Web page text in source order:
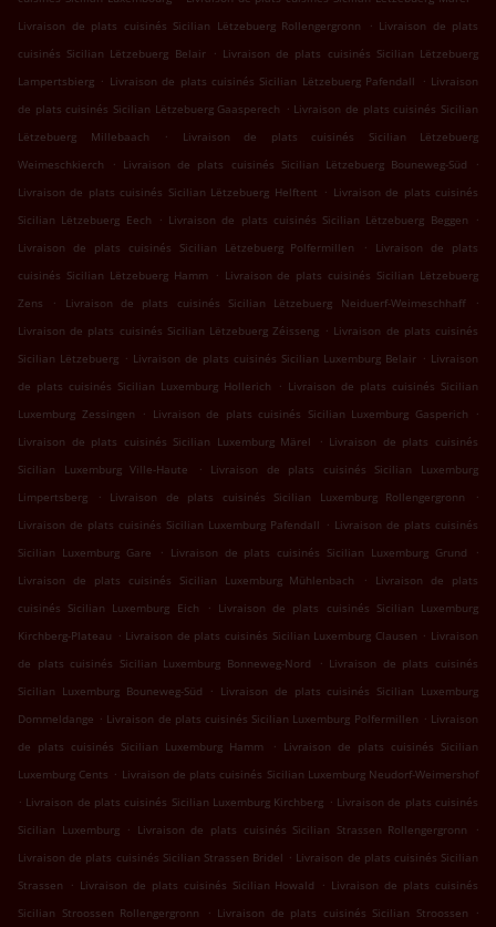
Livraison de plats cuisinés Sicilian Lëtzebuerg Rollengergronn
. Livraison de plats
cuisinés Sicilian Lëtzebuerg Belair . Livraison de plats cuisinés Sicilian Lëtzebuerg
Lampertsbierg . Livraison de plats cuisinés Sicilian Lëtzebuerg Pafendall . Livraison
de plats cuisinés Sicilian Lëtzebuerg Gaasperech . Livraison de plats cuisinés Sicilian
Lëtzebuerg Millebaach
.
Livraison de plats cuisinés Sicilian Lëtzebuerg
Weimeschkierch
. Livraison de plats cuisinés Sicilian Lëtzebuerg Bouneweg-Süd
.
Livraison de plats cuisinés Sicilian Lëtzebuerg Helftent . Livraison de plats cuisinés
Sicilian Lëtzebuerg Eech
. Livraison de plats cuisinés Sicilian Lëtzebuerg Beggen
.
Livraison de plats cuisinés Sicilian Lëtzebuerg Polfermillen
.
Livraison de plats
cuisinés Sicilian Lëtzebuerg Hamm
. Livraison de plats cuisinés Sicilian Lëtzebuerg
Zens
. Livraison de plats cuisinés Sicilian Lëtzebuerg Neiduerf-Weimeschhaff
.
Livraison de plats cuisinés Sicilian Lëtzebuerg Zéisseng . Livraison de plats cuisinés
Sicilian Lëtzebuerg . Livraison de plats cuisinés Sicilian Luxemburg Belair . Livraison
de plats cuisinés Sicilian Luxemburg Hollerich
. Livraison de plats cuisinés Sicilian
Luxemburg Zessingen
. Livraison de plats cuisinés Sicilian Luxemburg Gasperich
.
Livraison de plats cuisinés Sicilian Luxemburg Märel
. Livraison de plats cuisinés
Sicilian Luxemburg Ville-Haute
.
Livraison de plats cuisinés Sicilian Luxemburg
Limpertsberg
. Livraison de plats cuisinés Sicilian Luxemburg Rollengergronn
.
Livraison de plats cuisinés Sicilian Luxemburg Pafendall . Livraison de plats cuisinés
Sicilian Luxemburg Gare
. Livraison de plats cuisinés Sicilian Luxemburg Grund
.
Livraison de plats cuisinés Sicilian Luxemburg Mühlenbach
.
Livraison de plats
cuisinés Sicilian Luxemburg Eich
. Livraison de plats cuisinés Sicilian Luxemburg
Kirchberg-Plateau . Livraison de plats cuisinés Sicilian Luxemburg Clausen . Livraison
de plats cuisinés Sicilian Luxemburg Bonneweg-Nord
. Livraison de plats cuisinés
Sicilian Luxemburg Bouneweg-Süd
. Livraison de plats cuisinés Sicilian Luxemburg
Dommeldange . Livraison de plats cuisinés Sicilian Luxemburg Polfermillen . Livraison
de plats cuisinés Sicilian Luxemburg Hamm
. Livraison de plats cuisinés Sicilian
Luxemburg Cents . Livraison de plats cuisinés Sicilian Luxemburg Neudorf-Weimershof
. Livraison de plats cuisinés Sicilian Luxemburg Kirchberg . Livraison de plats cuisinés
Sicilian Luxemburg . Livraison de plats cuisinés Sicilian Strassen Rollengergronn
.
Livraison de plats cuisinés Sicilian Strassen Bridel . Livraison de plats cuisinés Sicilian
Strassen
. Livraison de plats cuisinés Sicilian Howald . Livraison de plats cuisinés
Sicilian Stroossen Rollengergronn
. Livraison de plats cuisinés Sicilian Stroossen
.